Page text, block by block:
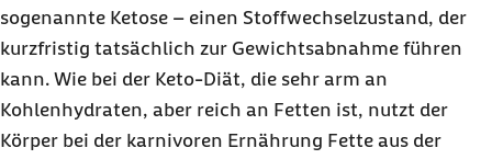
sogenannte Ketose – einen Stoffwechselzustand, der
kurzfristig tatsächlich zur Gewichtsabnahme führen
kann. Wie bei der Keto-Diät, die sehr arm an
Kohlenhydraten, aber reich an Fetten ist, nutzt der
Körper bei der karnivoren Ernährung Fette aus der